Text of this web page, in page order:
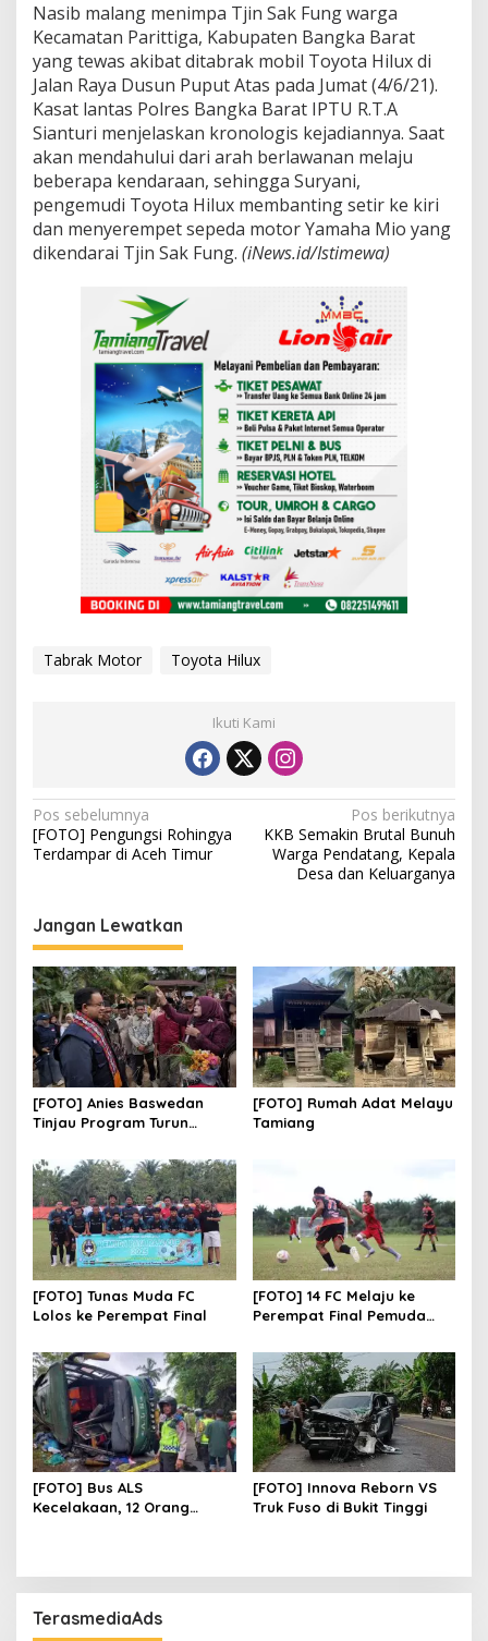
r
,
P
n
g
e
n
d
a
r
a
M
n
g
g
a
l
d
i
R
u
m
a
h
S
a
k
Nasib malang menimpa Tjin Sak Fung warga
Kecamatan Parittiga, Kabupaten Bangka Barat
yang tewas akibat ditabrak mobil Toyota Hilux di
Jalan Raya Dusun Puput Atas pada Jumat (4/6/21).
Kasat lantas Polres Bangka Barat IPTU R.T.A
Sianturi menjelaskan kronologis kejadiannya. Saat
akan mendahului dari arah berlawanan melaju
beberapa kendaraan, sehingga Suryani,
pengemudi Toyota Hilux membanting setir ke kiri
dan menyerempet sepeda motor Yamaha Mio yang
dikendarai Tjin Sak Fung. (iNews.id/Istimewa)
Tabrak Motor Toyota Hilux
Ikuti Kami
N
a
i
g
a
s
i
p
o
s
Pos sebelumnya
[FOTO] Pengungsi Rohingya
Terdampar di Aceh Timur
Pos berikutnya
KKB Semakin Brutal Bunuh
Warga Pendatang, Kepala
Desa dan Keluarganya
Jangan Lewatkan
[FOTO] Anies Baswedan
Tinjau Program Turun
Pusaka
[FOTO] Rumah Adat Melayu
Tamiang
[FOTO] Tunas Muda FC
Lolos ke Perempat Final
[FOTO] 14 FC Melaju ke
Perempat Final Pemuda
[FOTO] Bus ALS
Kecelakaan, 12 Orang
[FOTO] Innova Reborn VS
Truk Fuso di Bukit Tinggi
TerasmediaAds